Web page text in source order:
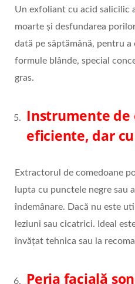
Un exfoliant cu acid salicilic
moarte și desfundarea
dată pe săptămână, pentru
formule blânde, special
gras.
Instrumente de
eficiente, dar
Extractorul de comedoane
lupta cu punctele negre sau
îndemânare. Dacă nu este
leziuni sau cicatrici. Ideal
învățat tehnica sau la
Peria facială